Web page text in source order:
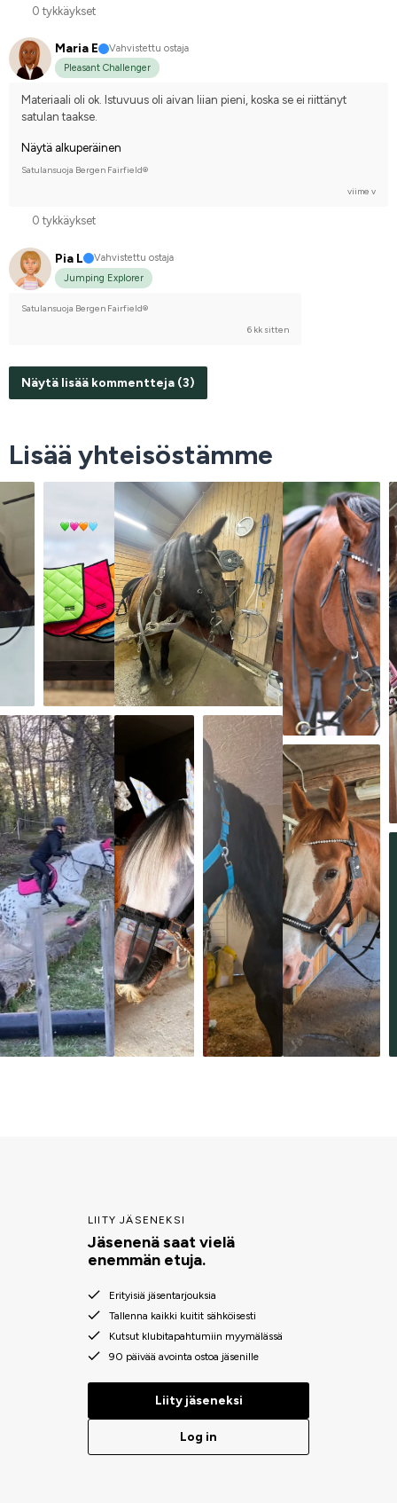
0 tykkäykset
Maria E
Vahvistettu ostaja
Pleasant Challenger
Materiaali oli ok. Istuvuus oli aivan liian pieni, koska se ei riittänyt
satulan taakse.
Näytä alkuperäinen
Satulansuoja Bergen Fairfield®
viime v
0 tykkäykset
Pia L
Vahvistettu ostaja
Jumping Explorer
Satulansuoja Bergen Fairfield®
6 kk sitten
Näytä lisää kommentteja (3)
Lisää yhteisöstämme
LIITY JÄSENEKSI
Jäsenenä saat vielä
enemmän etuja.
Erityisiä jäsentarjouksia
Tallenna kaikki kuitit sähköisesti
Kutsut klubitapahtumiin myymälässä
90 päivää avointa ostoa jäsenille
Liity jäseneksi
Log in